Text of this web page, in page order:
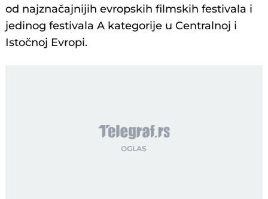
od najznačajnijih evropskih filmskih festivala i
jedinog festivala A kategorije u Centralnoj i
Istočnoj Evropi.